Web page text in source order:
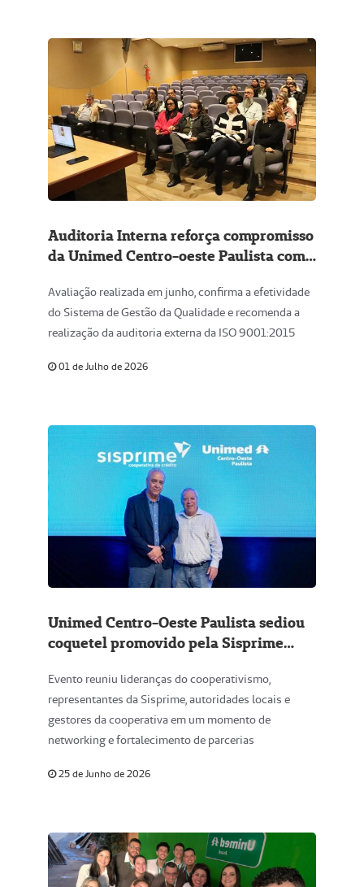
Auditoria Interna reforça compromisso
da Unimed Centro-oeste Paulista com
Avaliação realizada em junho, confirma a efetividade
do Sistema de Gestão da Qualidade e recomenda a
realização da auditoria externa da ISO 9001:2015
01 de Julho de 2026
Unimed Centro-Oeste Paulista sediou
coquetel promovido pela Sisprime
relacionamentos
Evento reuniu lideranças do cooperativismo,
representantes da Sisprime, autoridades locais e
gestores da cooperativa em um momento de
networking e fortalecimento de parcerias
25 de Junho de 2026